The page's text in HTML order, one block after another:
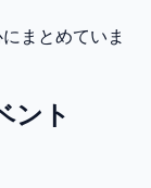
まとめていま
ント